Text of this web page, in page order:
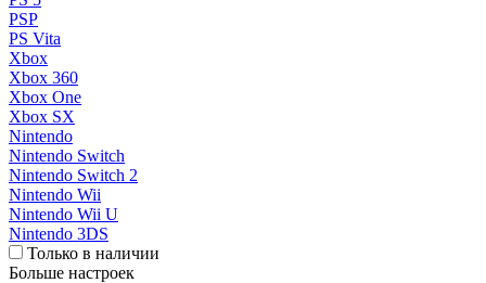
PSP
PS Vita
Xbox
Xbox 360
Xbox One
Xbox SX
Nintendo
Nintendo Switch
Nintendo Switch 2
Nintendo Wii
Nintendo Wii U
Nintendo 3DS
Только в наличии
Больше настроек